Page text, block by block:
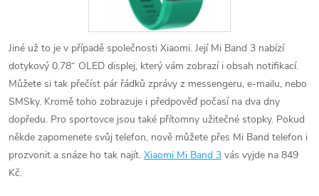
Jiné už to je v případě společnosti Xiaomi. Její Mi Band 3 nabízí
dotykový 0.78“ OLED displej, který vám zobrazí i obsah notifikací.
Můžete si tak přečíst pár řádků zprávy z messengeru, e-mailu, nebo
SMSky. Kromě toho zobrazuje i předpověď počasí na dva dny
dopředu. Pro sportovce jsou také přítomny užitečné stopky. Pokud
někde zapomenete svůj telefon, nově můžete přes Mi Band telefon i
prozvonit a snáze ho tak najít. Xiaomi Mi Band 3 vás vyjde na 849
Kč.